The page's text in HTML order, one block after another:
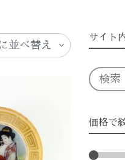
サイト
価格で